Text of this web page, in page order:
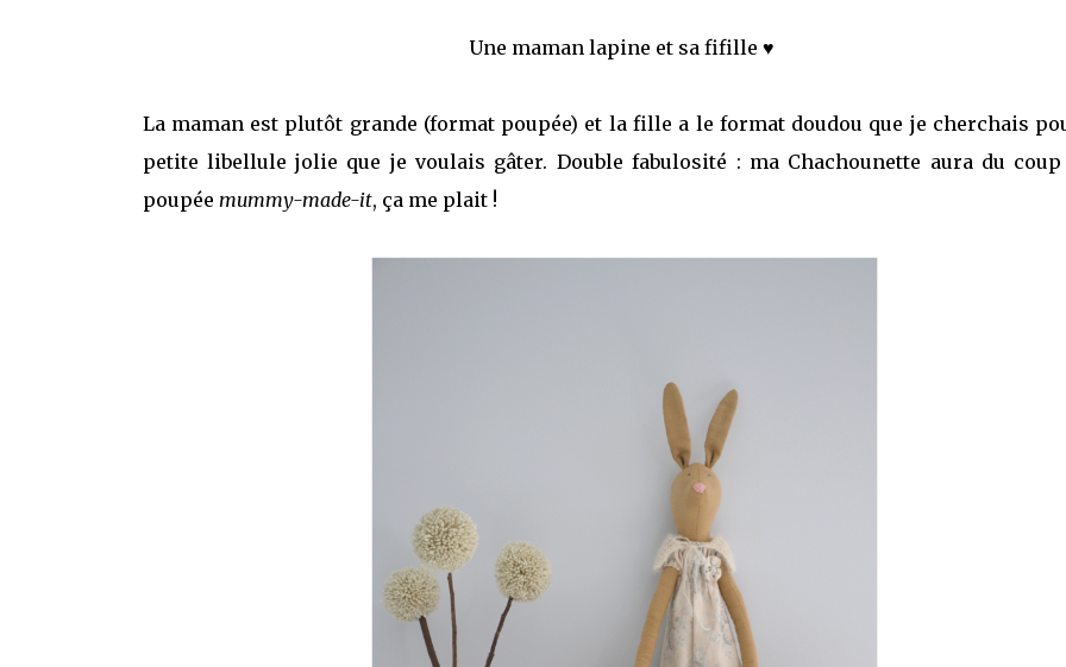
Une maman lapine et sa fifille ♥
La maman est plutôt grande (format poupée) et la fille a le format doudou que je cherchais
petite libellule jolie que je voulais gâter. Double fabulosité : ma Chachounette aura du coup
poupée mummy-made-it, ça me plait !